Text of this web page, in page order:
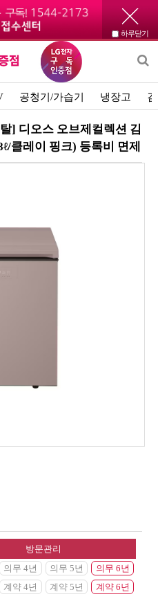
하루닫기
공청기/가습기 냉장고
] 디오스 오브제컬렉션 김
클레이 핑크) 등록비 면제
방문관리
의무 4년
계약 4년
의무 5년
계약 5년
의무 6년
계약 6년